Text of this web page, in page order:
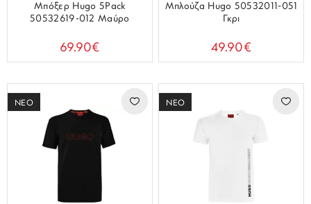
Μπόξερ Hugo 5Pack
50532619-012 Μαύρο
69.90€
Μπλούζα Hugo 50532011-051
Γκρι
49.90€
ΝΕΟ ΝΕΟ